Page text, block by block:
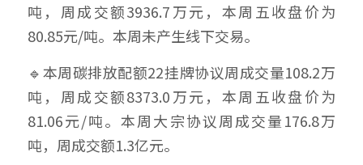
吨，周成交额3936.7万元，本周五收盘价为
80.85元/吨。本周未产生线下交易。
🔹本周碳排放配额22挂牌协议周成交量108.2万
吨，周成交额8373.0万元，本周五收盘价为
81.06元/吨。本周大宗协议周成交量176.8万
吨，周成交额1.3亿元。